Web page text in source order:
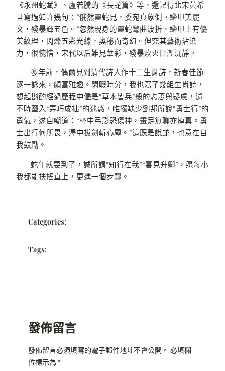
《永州蛇賦》、盧若騰的《長蛇篇》等，還記得北宋黃希
旦寫過如許幾句：“俄然靈蛇見，委宛真象側。鱗甲美麗
文，殘暴輝五色。”忽然現身的靈蛇彎曲波折，鱗甲上有優
美紋理，閃爍五彩光線，奧秘而奇幻。但究其藝術沾染
力，很惋惜，宋代以后難見華彩，殘暴炊火日漸沉靜。
多年前，偶爾見到清代詩人作十二生肖詩，新春佳節
逐一詠來，頗富雅趣。閑暇時分，我也寫了幾組生肖詩，
想起斟酌經過歷程中儘是“草木皆兵”般的忐忑與疑慮，還
不時墮入“弄巧成拙”的迷惑，唯獨缺少劉邦所說“勇士行”的
勇氣，遂自嘲道：“杯中弓影恐傷神，畫足無聊亦掉真。勇
士出行何所畏，澤中拔劍斬心塵。”這既是說蛇，也意在自
我鼓勵。
蛇年就要到了，誠所謂“知行在我”“喜見升卿”，愿每小
我都能扶搖直上，更進一個步驟。
Categories:
Tags:
發佈留言
發佈留言必須填寫的電子郵件地址不會公開。 必填欄
位標示為*